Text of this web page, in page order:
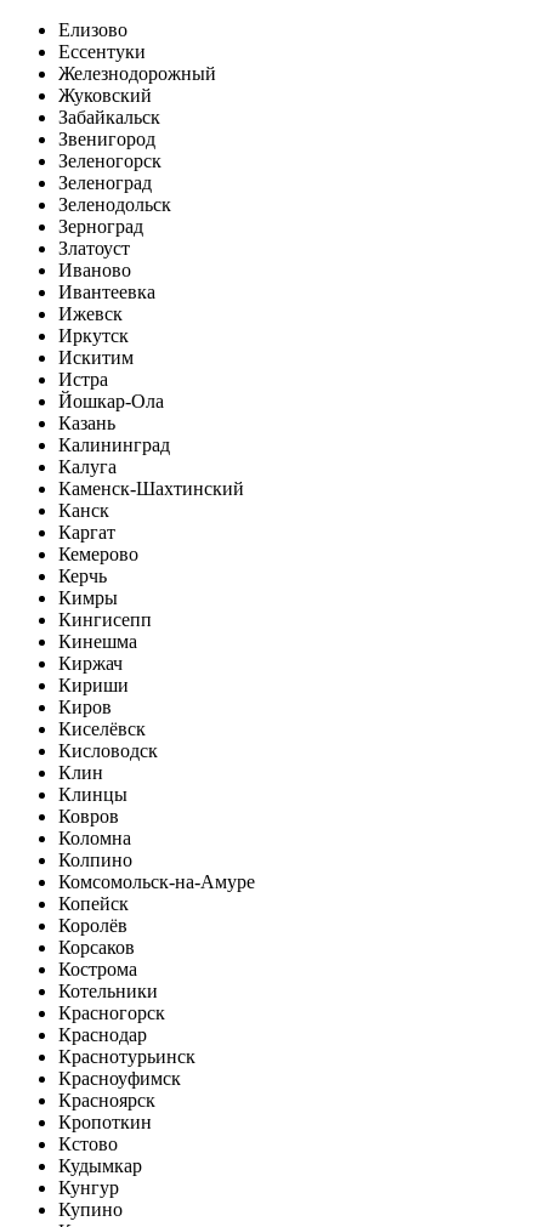
Елизово
Ессентуки
Железнодорожный
Жуковский
Забайкальск
Звенигород
Зеленогорск
Зеленоград
Зеленодольск
Зерноград
Златоуст
Иваново
Ивантеевка
Ижевск
Иркутск
Искитим
Истра
Йошкар-Ола
Казань
Калининград
Калуга
Каменск-Шахтинский
Канск
Каргат
Кемерово
Керчь
Кимры
Кингисепп
Кинешма
Киржач
Кириши
Киров
Киселёвск
Кисловодск
Клин
Клинцы
Ковров
Коломна
Колпино
Комсомольск-на-Амуре
Копейск
Королёв
Корсаков
Кострома
Котельники
Красногорск
Краснодар
Краснотурьинск
Красноуфимск
Красноярск
Кропоткин
Кстово
Кудымкар
Кунгур
Купино